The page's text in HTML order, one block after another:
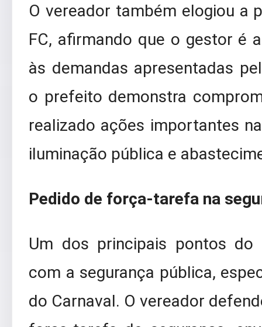
O vereador também elogiou a
FC, afirmando que o gestor é
às demandas apresentadas
o prefeito demonstra
realizado ações importantes
iluminação pública e
Pedido de força-tarefa na
Um dos principais pontos
com a segurança pública,
do Carnaval. O vereador